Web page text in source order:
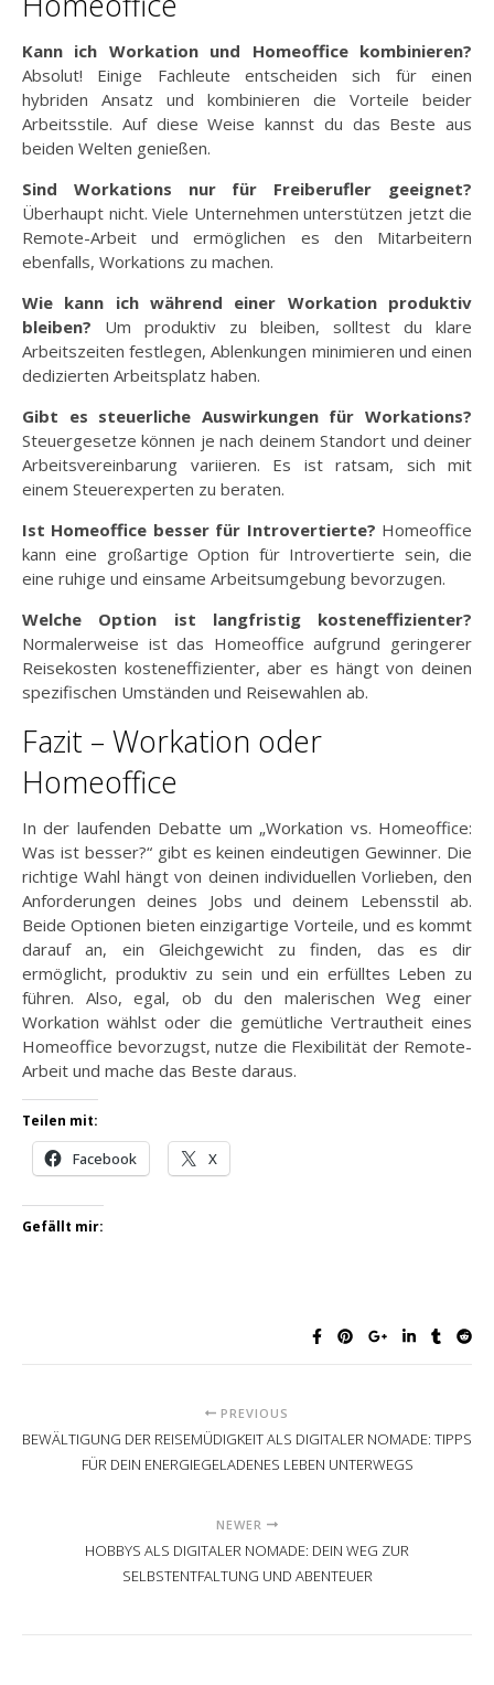
Kann ich Workation und Homeoffice kombinieren?
Absolut! Einige Fachleute entscheiden sich für einen
hybriden Ansatz und kombinieren die Vorteile beider
Arbeitsstile. Auf diese Weise kannst du das Beste aus
beiden Welten genießen.
Sind Workations nur für Freiberufler geeignet?
Überhaupt nicht. Viele Unternehmen unterstützen jetzt die
Remote-Arbeit und ermöglichen es den Mitarbeitern
ebenfalls, Workations zu machen.
Wie kann ich während einer Workation produktiv
bleiben? Um produktiv zu bleiben, solltest du klare
Arbeitszeiten festlegen, Ablenkungen minimieren und einen
dedizierten Arbeitsplatz haben.
Gibt es steuerliche Auswirkungen für Workations?
Steuergesetze können je nach deinem Standort und deiner
Arbeitsvereinbarung variieren. Es ist ratsam, sich mit
einem Steuerexperten zu beraten.
Ist Homeoffice besser für Introvertierte? Homeoffice
kann eine großartige Option für Introvertierte sein, die
eine ruhige und einsame Arbeitsumgebung bevorzugen.
Welche Option ist langfristig kosteneffizienter?
Normalerweise ist das Homeoffice aufgrund geringerer
Reisekosten kosteneffizienter, aber es hängt von deinen
spezifischen Umständen und Reisewahlen ab.
Fazit – Workation oder
Homeoffice
In der laufenden Debatte um „Workation vs. Homeoffice:
Was ist besser?“ gibt es keinen eindeutigen Gewinner. Die
richtige Wahl hängt von deinen individuellen Vorlieben, den
Anforderungen deines Jobs und deinem Lebensstil ab.
Beide Optionen bieten einzigartige Vorteile, und es kommt
darauf an, ein Gleichgewicht zu finden, das es dir
ermöglicht, produktiv zu sein und ein erfülltes Leben zu
führen. Also, egal, ob du den malerischen Weg einer
Workation wählst oder die gemütliche Vertrautheit eines
Homeoffice bevorzugst, nutze die Flexibilität der Remote-
Arbeit und mache das Beste daraus.
Teilen mit:
Facebook X
Gefällt mir:
PREVIOUS
BEWÄLTIGUNG DER REISEMÜDIGKEIT ALS DIGITALER NOMADE: TIPPS
FÜR DEIN ENERGIEGELADENES LEBEN UNTERWEGS
NEWER
HOBBYS ALS DIGITALER NOMADE: DEIN WEG ZUR
SELBSTENTFALTUNG UND ABENTEUER